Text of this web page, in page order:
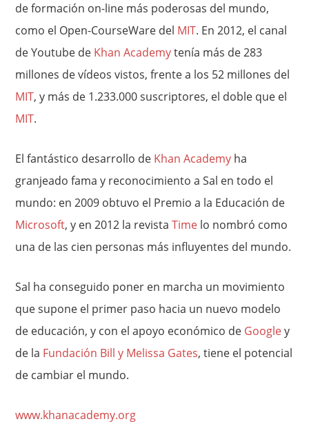
de formación on-line más poderosas del mundo,
como el Open-CourseWare del MIT. En 2012, el canal
de Youtube de Khan Academytenía más de 283
millones de vídeos vistos, frente a los 52 millones del
MIT, y más de 1.233.000 suscriptores, el doble que el
MIT.
El fantástico desarrollo de Khan Academy ha
granjeado fama y reconocimiento a Sal en todo el
mundo: en 2009 obtuvo el Premio a la Educación de
Microsoft, y en 2012 la revistaTime lo nombró como
una de las cien personas más influyentes del mundo.
Sal ha conseguido poner en marcha un movimiento
que supone el primer paso hacia un nuevo modelo
de educación, y con el apoyo económico de Googley
de la Fundación Bill y Melissa Gates, tiene el potencial
de cambiar el mundo.
www.khanacademy.org